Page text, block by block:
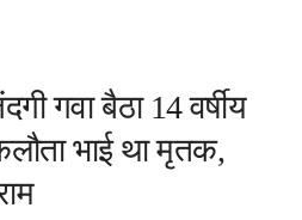
गवा बैठा 14 वर्षीय
भाई था मृतक,